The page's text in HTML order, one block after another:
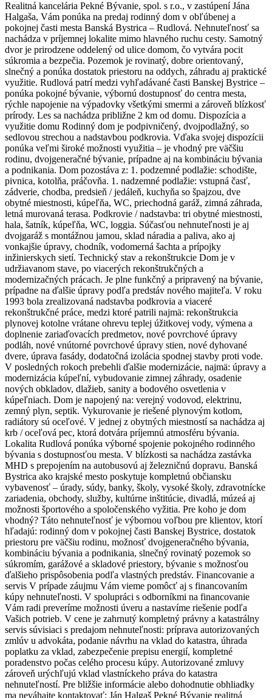
Realitná kancelária Pekné Bývanie, spol. s r.o., v zastúpení Jána
Halgaša, Vám ponúka na predaj rodinný dom v obľúbenej a
pokojnej časti mesta Banská Bystrica – Rudlová. Nehnuteľnosť sa
nachádza v príjemnej lokalite mimo hlavného ruchu cesty. Samotný
dvor je prirodzene oddelený od ulice domom, čo vytvára pocit
súkromia a bezpečia. Pozemok je rovinatý, dobre orientovaný,
slnečný a ponúka dostatok priestoru na oddych, záhradu aj praktické
využitie. Rudlová patrí medzi vyhľadávané časti Banskej Bystrice –
ponúka pokojné bývanie, výbornú dostupnosť do centra mesta,
rýchle napojenie na výpadovky všetkými smermi a zároveň blízkosť
prírody. Les sa nachádza približne 2 km od domu. Dispozícia a
využitie domu Rodinný dom je podpivničený, dvojpodlažný, so
sedlovou strechou a nadstavbou podkrovia. Vďaka svojej dispozícii
ponúka veľmi široké možnosti využitia – je vhodný pre väčšiu
rodinu, dvojgeneračné bývanie, prípadne aj na kombináciu bývania
a podnikania. Dom pozostáva z: 1. podzemné podlažie: schodište,
pivnica, kotolňa, práčovňa. 1. nadzemné podlažie: vstupná časť,
zádverie, chodba, predsieň / jedáleň, kuchyňa so špajzou, dve
obytné miestnosti, kúpeľňa, WC, priechodná garáž, zimná záhrada,
letná murovaná terasa. Podkrovie / nadstavba: tri obytné miestnosti,
hala, šatník, kúpeľňa, WC, loggia. Súčasťou nehnuteľnosti je aj
dvojgaráž s montážnou jamou, sklad náradia a paliva, ako aj
vonkajšie úpravy, chodník, vodomerná šachta a prípojky
inžinierskych sietí. Technický stav a rekonštrukcie Dom je v
udržiavanom stave, po viacerých rekonštrukčných a
modernizačných prácach. Je plne funkčný a pripravený na bývanie,
prípadne na ďalšie úpravy podľa predstáv nového majiteľa. V roku
1993 bola zrealizovaná nadstavba podkrovia a viaceré
rekonštrukčné práce, medzi ktoré patrili najmä: rekonštrukcia
plynovej kotolne vrátane ohrevu teplej úžitkovej vody, výmena a
doplnenie zariaďovacích predmetov, nové povrchové úpravy
podláh, nové vnútorné povrchové úpravy stien, nové dyhované
dvere, úprava fasády, dodatočná izolácia spodnej stavby proti vode.
V posledných rokoch prebehli ďalšie modernizácie, najmä: úpravy a
modernizácia kúpeľní, vybudovanie zimnej záhrady, osadenie
nových obkladov, dlažieb, sanity a bodového osvetlenia v
kúpeľniach. Dom je napojený na: verejný vodovod, elektrinu,
zemný plyn, septik. Vykurovanie je riešené plynovým kotlom,
radiátory sú oceľové. V jednej z obytných miestností sa nachádza aj
krb / oceľová pec, ktorá dotvára príjemnú atmosféru bývania.
Lokalita Rudlová ponúka výborné spojenie pokojného rodinného
bývania s dostupnosťou mesta. V blízkosti sa nachádza zastávka
MHD s prepojením na autobusovú aj železničnú dopravu. Banská
Bystrica ako krajské mesto poskytuje kompletnú občiansku
vybavenosť – úrady, súdy, banky, školy, vysoké školy, zdravotnícke
zariadenia, obchody, služby, kultúrne inštitúcie, divadlá, múzeá aj
možnosti športového a spoločenského vyžitia. Pre koho je dom
vhodný? Táto nehnuteľnosť je výbornou voľbou pre klientov, ktorí
hľadajú: rodinný dom v pokojnej časti Banskej Bystrice, dostatok
priestoru pre väčšiu rodinu, možnosť dvojgeneračného bývania,
kombináciu bývania a podnikania, slnečný rovinatý pozemok so
súkromím, garážové a skladové priestory, bývanie s možnosťou
ďalšieho prispôsobenia podľa vlastných predstáv. Financovanie a
servis V prípade záujmu Vám vieme pomôcť aj s financovaním
kúpy nehnuteľnosti. V spolupráci s odborníkmi na financovanie
Vám radi preveríme možnosti úveru a nastavíme riešenie podľa
Vašich potrieb. V cene je zahrnutý kompletný právny a katastrálny
servis súvisiaci s predajom nehnuteľnosti: príprava autorizovaných
zmlúv u advokáta, podanie návrhu na vklad do katastra, úhrada
poplatku za vklad, zabezpečenie prepisu energií, kompletné
poradenstvo počas celého procesu kúpy. Autorizované zmluvy
zároveň urýchľujú vklad vlastníckeho práva do katastra
nehnuteľností. Pre bližšie informácie alebo dohodnutie obhliadky
ma neváhajte kontaktovať: Ján Halgaš Pekné Bývanie realitná